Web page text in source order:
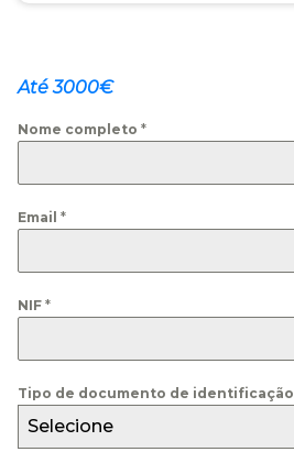
Até 3000€
Nome completo *
Email *
NIF *
Tipo de documento de identificação
Selecione